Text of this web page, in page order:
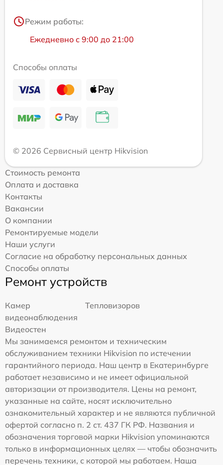
Режим работы:
Ежедневно с 9:00 до 21:00
Способы оплаты
© 2026 Сервисный центр Hikvision
Стоимость ремонта
Оплата и доставка
Контакты
Вакансии
О компании
Ремонтируемые модели
Наши услуги
Согласие на обработку персональных данных
Способы оплаты
Ремонт устройств
Камер
видеонаблюдения
Тепловизоров
Видеостен
Мы занимаемся ремонтом и техническим
обслуживанием техники Hikvision по истечении
гарантийного периода. Наш центр в Екатеринбурге
работает независимо и не имеет официальной
авторизации от производителя. Цены на ремонт,
указанные на сайте, носят исключительно
ознакомительный характер и не являются публичной
офертой согласно п. 2 ст. 437 ГК РФ. Названия и
обозначения торговой марки Hikvision упоминаются
только в информационных целях — чтобы обозначить
перечень техники, с которой мы работаем. Наша